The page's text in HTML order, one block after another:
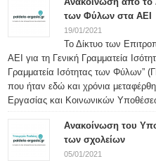
των Φύλων στα ΑΕΙ
19/01/2021
Το Δίκτυο των
ΑΕΙ για τη Γενική Γραμματεία
Γραμματεία Ισότητας των Φύλων”
που ήταν εδώ και χρόνια
Εργασίας και Κοινωνικών
Ανακοίνωση του
των σχολείων
05/01/2021